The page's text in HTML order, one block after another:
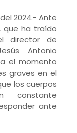
2024.- Ante
que ha traído
director de
Antonio
el momento
graves en el
los cuerpos
constante
ante